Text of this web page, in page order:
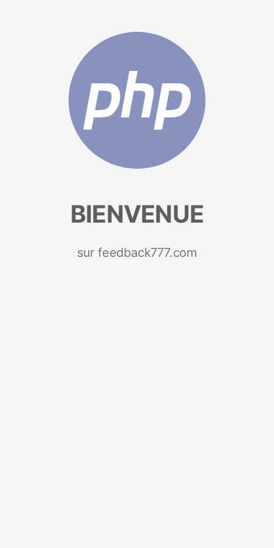
BIENVENUE
sur feedback777.com